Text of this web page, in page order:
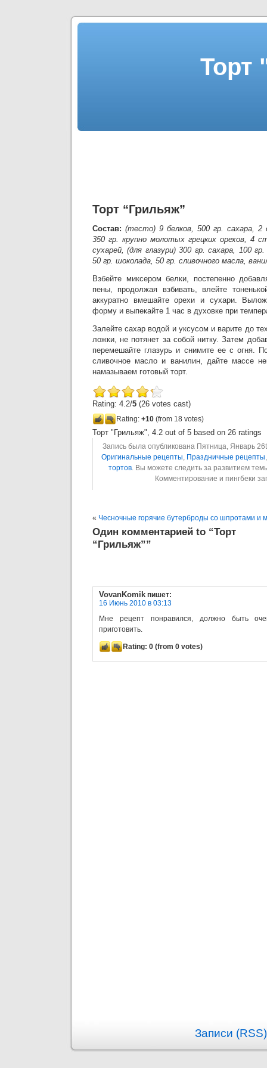
Торт
Торт “Грильяж”
Состав: (тесто) 9 белков, 500 гр. сахара, 2
350 гр. крупно молотых грецких орехов, 4
сухарей, (для глазури) 300 гр. сахара, 100
50 гр. шоколада, 50 гр. сливочного масла,
Взбейте миксером белки, постепенно
пены, продолжая взбивать, влейте
аккуратно вмешайте орехи и сухари.
форму и выпекайте 1 час в духовке при
Залейте сахар водой и уксусом и варите до
ложки, не потянет за собой нитку. Затем
перемешайте глазурь и снимите ее с огня.
сливочное масло и ванилин, дайте массе
намазываем готовый торт.
Rating: 4.2/5 (26 votes cast)
Rating: +10 (from 18 votes)
Торт "Грильяж", 4.2 out of 5 based on 26 ratings
Запись была опубликована Пятница, Январь
Оригинальные рецепты, Праздничные рецепты
тортов. Вы можете следить за развитием
Комментирование и пингбеки
« Чесночные горячие бутерброды со шпротами и
Один комментарией to “Торт
“Грильяж””
VovanKomik пишет:
16 Июнь 2010 в 03:13
Мне рецепт понравился, должно быть
приготовить.
Rating: 0 (from 0 votes)
Записи (RSS)